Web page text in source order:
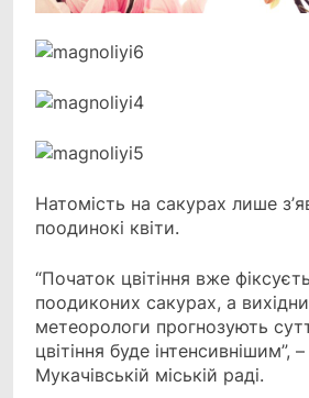
Натомість на сакурах лише
поодинокі квіти.
“Початок цвітіння вже
поодиконих сакурах, а
метеорологи прогнозують
цвітіння буде інтенсивнішим”,
Мукачівській міській раді.